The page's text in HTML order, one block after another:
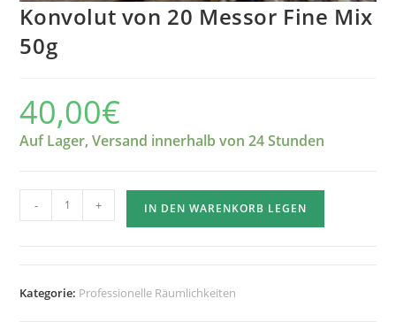
Konvolut von 20 Messor Fine Mix
50g
40,00€
Auf Lager, Versand innerhalb von 24 Stunden
pro
Messor
- + IN DEN WARENKORB LEGEN
Kategorie: Professionelle Räumlichkeiten